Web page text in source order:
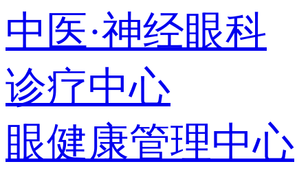
中医·神经眼科
诊疗中心
眼健康管理中心